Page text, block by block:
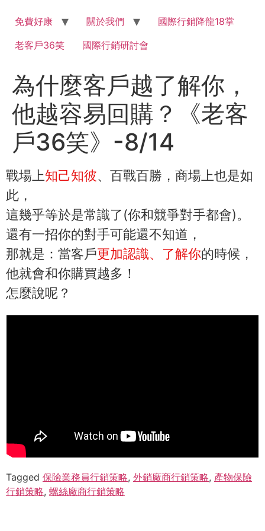
免費好康 關於我們
國際行銷降龍18掌
老客戶36笑
國際行銷研討會
為什麼客戶越了解你，
他越容易回購？《老客
戶36笑》-8/14
戰場上知己知彼、百戰百勝，商場上也是如
此，
這幾乎等於是常識了(你和競爭對手都會)。
還有一招你的對手可能還不知道，
那就是：當客戶更加認識、了解你的時候，
他就會和你購買越多！
怎麼說呢？
Tagged 保險業務員行銷策略, 外銷廠商行銷策略, 產物保險
行銷策略, 螺絲廠商行銷策略